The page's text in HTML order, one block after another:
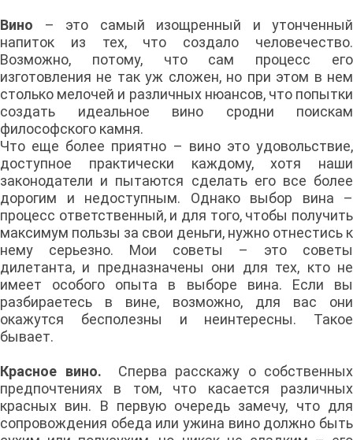
Вино – это самый изощренный и утонченный
напиток из тех, что создало человечество.
Возможно, потому, что сам процесс его
изготовления не так уж сложен, но при этом в нем
столько мелочей и различных нюансов, что попытки
создать идеальное вино сродни поискам
философского камня.
Что еще более приятно – вино это удовольствие,
доступное практически каждому, хотя наши
законодатели и пытаются сделать его все более
дорогим и недоступным. Однако выбор вина –
процесс ответственный, и для того, чтобы получить
максимум пользы за свои деньги, нужно отнестись к
нему серьезно. Мои советы – это советы
дилетанта, и предназначены они для тех, кто не
имеет особого опыта в выборе вина. Если вы
разбираетесь в вине, возможно, для вас они
окажутся бесполезны и неинтересны. Такое
бывает.
Красное вино.
Сперва расскажу о собственных
предпочтениях в том, что касается различных
красных вин. В первую очередь замечу, что для
сопровождения обеда или ужина вино должно быть